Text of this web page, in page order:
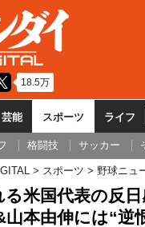
18.5万
芸能 スポーツ ライフ
格闘技 サッカー
スポーツ 野球ニュ
る米国代表の反
山本由伸には“逆